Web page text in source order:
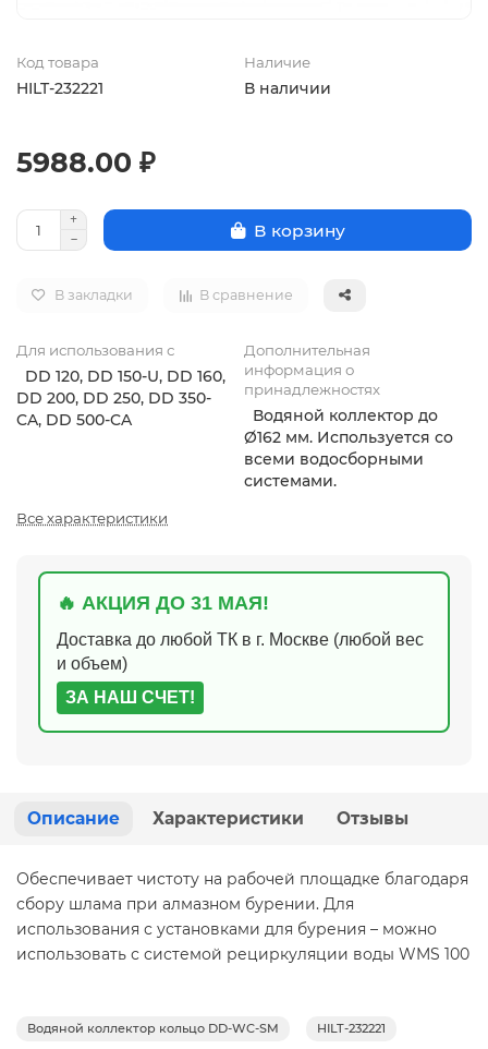
Код товара
HILT-232221
Наличие
В наличии
5988.00 ₽
В корзину
В закладки В сравнение
Для использования с
DD 120, DD 150-U, DD 160,
DD 200, DD 250, DD 350-
CA, DD 500-CA
Дополнительная
информация о
принадлежностях
Водяной коллектор до
Ø162 мм. Используется со
всеми водосборными
системами.
Все характеристики
🔥 АКЦИЯ ДО 31 МАЯ!
Доставка до любой ТК в г. Москве (любой вес
и объем)
ЗА НАШ СЧЕТ!
Описание Характеристики Отзывы
Обеспечивает чистоту на рабочей площадке благодаря
сбору шлама при алмазном бурении. Для
использования с установками для бурения – можно
использовать с системой рециркуляции воды WMS 100
Водяной коллектор кольцо DD-WC-SM HILT-232221